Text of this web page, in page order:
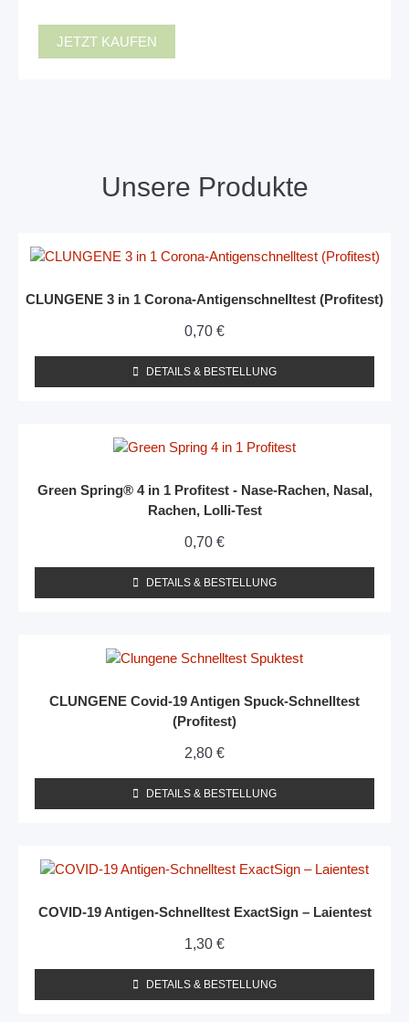
JETZT KAUFEN
Unsere Produkte
CLUNGENE 3 in 1 Corona-Antigenschnelltest (Profitest)
0,70 €
DETAILS & BESTELLUNG
Green Spring®️ 4 in 1 Profitest - Nase-Rachen, Nasal,
Rachen, Lolli-Test
0,70 €
DETAILS & BESTELLUNG
CLUNGENE Covid-19 Antigen Spuck-Schnelltest
(Profitest)
2,80 €
DETAILS & BESTELLUNG
COVID-19 Antigen-Schnelltest ExactSign – Laientest
1,30 €
DETAILS & BESTELLUNG